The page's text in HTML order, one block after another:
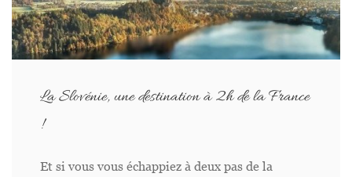
La Slovénie, une destination à 2h de la France
!
Et si vous vous échappiez à deux pas de la